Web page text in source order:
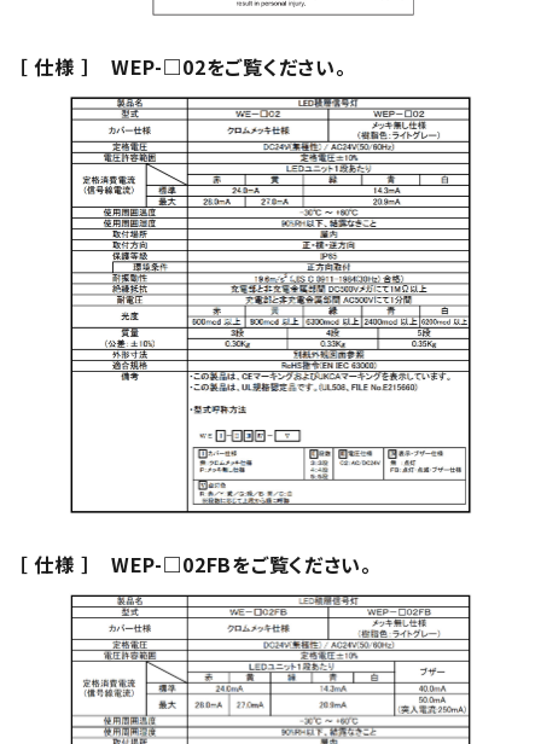
［ 仕様 ］ WEP-□02をご覧ください。
［ 仕様 ］ WEP-□02FBをご覧ください。